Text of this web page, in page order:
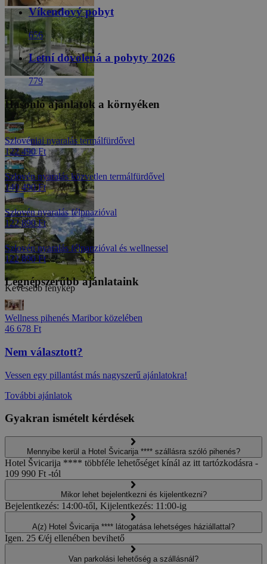
Kevesebb fénykép
Víkendový pobyt
656
Letní dovolená a pobyty 2026
779
Hasonló ajánlatok a környéken
Szlovéniai nyaralás termálfürdővel
122 490 Ft
Szlovén nyaralás közvetlen termálfürdővel
140 490 Ft
Szlovén nyaralás félpnazióval
122 890 Ft
Szlovén nyaralás félpanzióval és wellnessel
122 890 Ft
Legnépszerűbb ajánlataink
Wellness pihenés Maribor közelében
46 678 Ft
Nem választott?
Vessen egy pillantást más nagyszerű ajánlatokra!
További ajánlatok
Gyakran ismételt kérdések
Mennyibe kerül a Hotel Švicarija **** szállásra szóló pihenés?
Hotel Švicarija **** többféle lehetőséget kínál az itt tartózkodásra -
109 990 Ft -tól
Mikor lehet bejelentkezni és kijelentkezni?
Bejelentkezés: 14:00-től, Kijelentkezés: 11:00-ig
A(z) Hotel Švicarija **** látogatása lehetséges háziállattal?
Igen. 25 €/éj ellenében bevihető
Van parkolási lehetőség a szállásnál?